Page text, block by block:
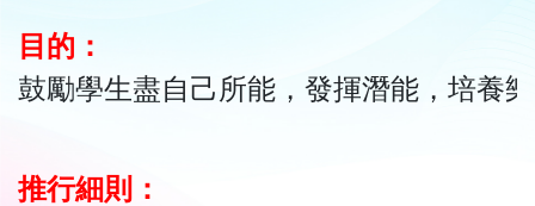
目的：
鼓勵學生盡自己所能，發揮潛能，培養
推行細則：